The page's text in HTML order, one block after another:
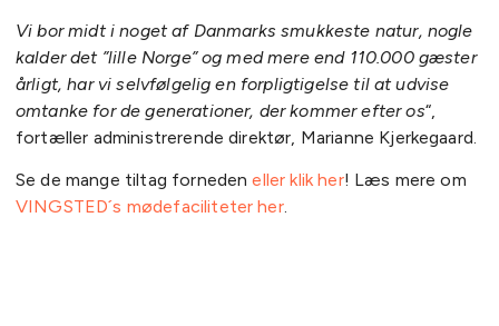
Vi bor midt i noget af Danmarks smukkeste natur, nogle
kalder det ”lille Norge” og med mere end 110.000 gæster
årligt, har vi selvfølgelig en forpligtigelse til at udvise
omtanke for de generationer, der kommer efter os“,
fortæller administrerende direktør, Marianne Kjerkegaard.
Se de mange tiltag fornedeneller klik her! Læs mere om
VINGSTED´s mødefaciliteter her.